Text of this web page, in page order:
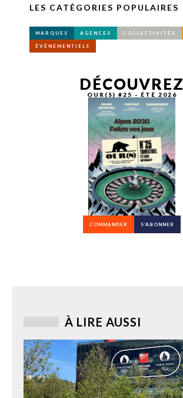
LES CATÉGORIES POPULAIRES
MARQUES AGENCES COLLECTIVITÉS
ÉVÉNEMENTIELS
DÉCOUVREZ
OUR(S) #25 - ÉTÉ 2026
COMMANDER S’ABONNER
À LIRE AUSSI